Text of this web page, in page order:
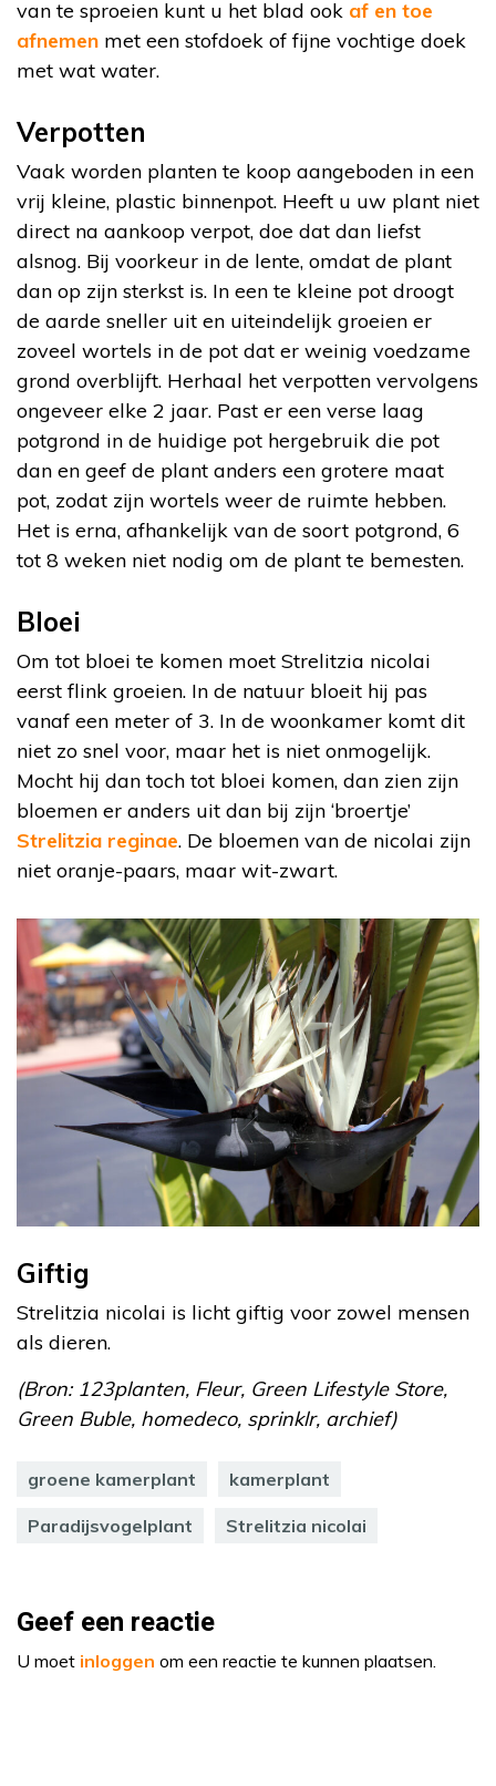
van te sproeien kunt u het blad ook af en toe
afnemen met een stofdoek of fijne vochtige doek
met wat water.
Verpotten
Vaak worden planten te koop aangeboden in een
vrij kleine, plastic binnenpot. Heeft u uw plant niet
direct na aankoop verpot, doe dat dan liefst
alsnog. Bij voorkeur in de lente, omdat de plant
dan op zijn sterkst is. In een te kleine pot droogt
de aarde sneller uit en uiteindelijk groeien er
zoveel wortels in de pot dat er weinig voedzame
grond overblijft. Herhaal het verpotten vervolgens
ongeveer elke 2 jaar. Past er een verse laag
potgrond in de huidige pot hergebruik die pot
dan en geef de plant anders een grotere maat
pot, zodat zijn wortels weer de ruimte hebben.
Het is erna, afhankelijk van de soort potgrond, 6
tot 8 weken niet nodig om de plant te bemesten.
Bloei
Om tot bloei te komen moet Strelitzia nicolai
eerst flink groeien. In de natuur bloeit hij pas
vanaf een meter of 3. In de woonkamer komt dit
niet zo snel voor, maar het is niet onmogelijk.
Mocht hij dan toch tot bloei komen, dan zien zijn
bloemen er anders uit dan bij zijn ‘broertje’
Strelitzia reginae. De bloemen van de nicolai zijn
niet oranje-paars, maar wit-zwart.
Giftig
Strelitzia nicolai is licht giftig voor zowel mensen
als dieren.
(Bron: 123planten, Fleur, Green Lifestyle Store,
Green Buble, homedeco, sprinklr, archief)
groene kamerplant kamerplant
Paradijsvogelplant Strelitzia nicolai
Geef een reactie
U moet inloggen om een reactie te kunnen plaatsen.